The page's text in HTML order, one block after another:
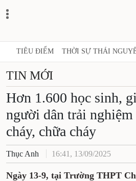
TIÊU ĐIỂM THỜI SỰ THÁI
TIN MỚI
Hơn 1.600 học sinh,
người dân trải
cháy, chữa cháy
Thục Anh 16:41, 13/09/2025
Ngày 13-9, tại Trường THPT